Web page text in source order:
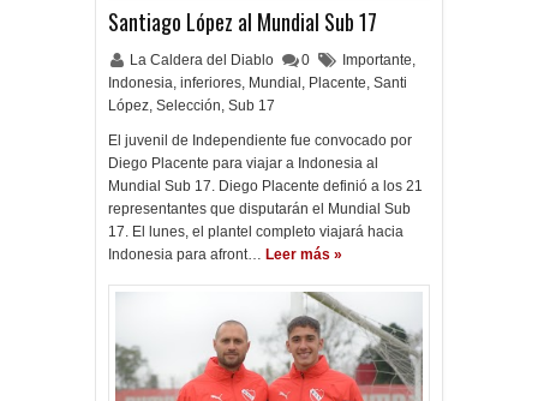
Santiago López al Mundial Sub 17
La Caldera del Diablo 0 Importante,
Indonesia, inferiores, Mundial , Placente, Santi
López, Selección, Sub 17
El juvenil de Independiente fue convocado por
Diego Placente para viajar a Indonesia al
Mundial Sub 17. Diego Placente definió a los 21
representantes que disputarán el Mundial Sub
17. El lunes, el plantel completo viajará hacia
Indonesia para afront… Leer más »